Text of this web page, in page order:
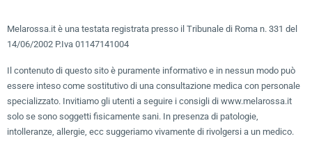
Melarossa.it è una testata registrata presso il Tribunale di Roma n. 331 del
14/06/2002 P.Iva 01147141004
Il contenuto di questo sito è puramente informativo e in nessun modo può
essere inteso come sostitutivo di una consultazione medica con personale
specializzato. Invitiamo gli utenti a seguire i consigli di www.melarossa.it
solo se sono soggetti fisicamente sani. In presenza di patologie,
intolleranze, allergie, ecc suggeriamo vivamente di rivolgersi a un medico.